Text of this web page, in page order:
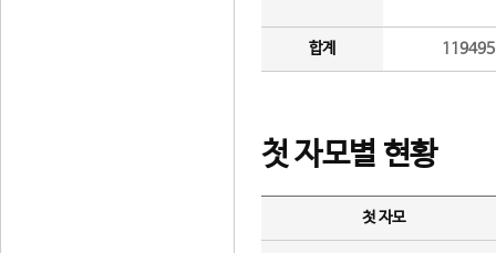
합계
첫 자모별 현황
첫 자모